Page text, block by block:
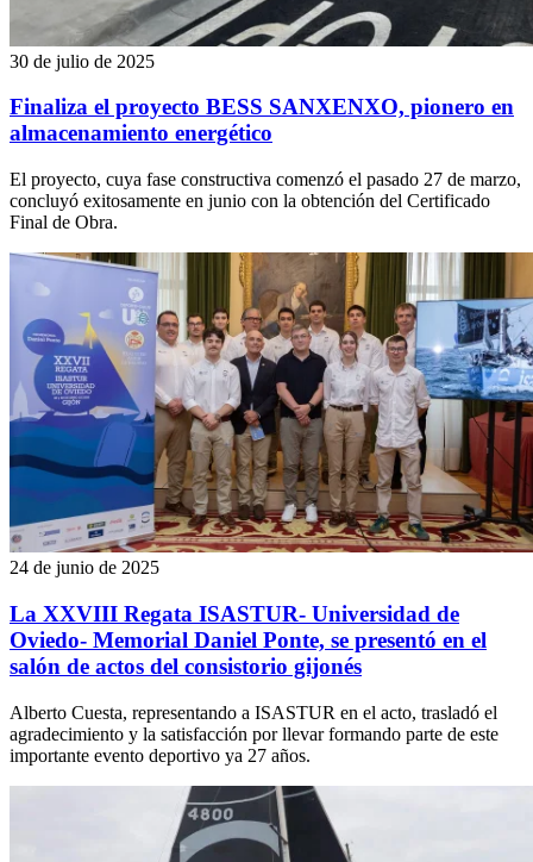
30 de julio de 2025
Finaliza el proyecto BESS SANXENXO, pionero en
almacenamiento energético
El proyecto, cuya fase constructiva comenzó el pasado 27 de marzo,
concluyó exitosamente en junio con la obtención del Certificado
Final de Obra.
24 de junio de 2025
La XXVIII Regata ISASTUR- Universidad de
Oviedo- Memorial Daniel Ponte, se presentó en el
salón de actos del consistorio gijonés
Alberto Cuesta, representando a ISASTUR en el acto, trasladó el
agradecimiento y la satisfacción por llevar formando parte de este
importante evento deportivo ya 27 años.